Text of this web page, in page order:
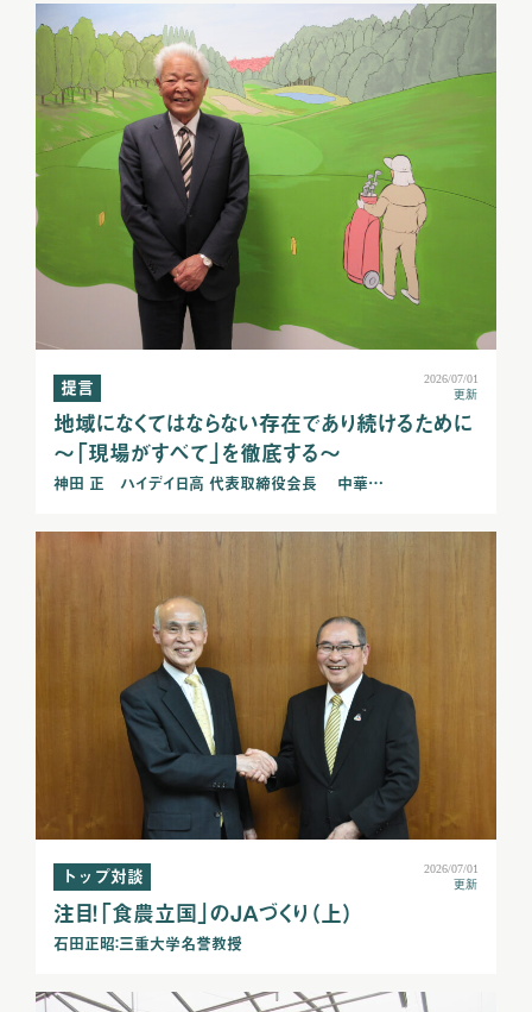
提言
2026/07/01
更新
地域になくてはならない存在であり続けるために
～「現場がすべて」を徹底する～
神田 正 ハイデイ日高 代表取締役会長 中華…
トップ対談
2026/07/01
更新
注目！「食農立国」のＪＡづくり（上）
石田正昭：三重大学名誉教授